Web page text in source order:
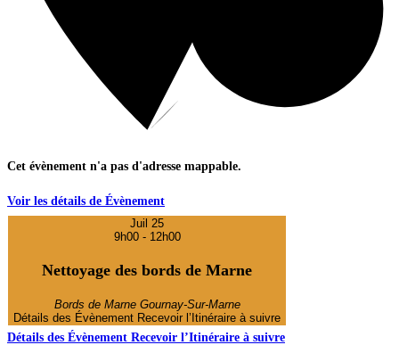
Cet évènement n'a pas d'adresse mappable.
Voir les détails de Évènement
Juil 25
9h00 - 12h00
Nettoyage des bords de Marne
Bords de Marne Gournay-Sur-Marne
Détails des Évènement Recevoir l’Itinéraire à suivre
Détails des Évènement Recevoir l’Itinéraire à suivre